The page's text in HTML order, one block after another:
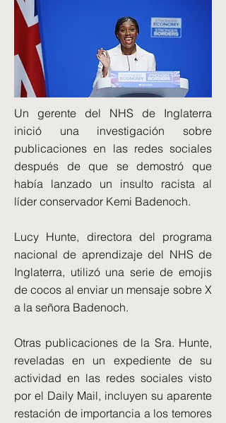
Un gerente del NHS de Inglaterra
inició una investigación sobre
publicaciones en las redes sociales
después de que se demostró que
había lanzado un insulto racista al
líder conservador Kemi Badenoch.
Lucy Hunte, directora del programa
nacional de aprendizaje del NHS de
Inglaterra, utilizó una serie de emojis
de cocos al enviar un mensaje sobre X
a la señora Badenoch.
Otras publicaciones de la Sra. Hunte,
reveladas en un expediente de su
actividad en las redes sociales visto
por el Daily Mail, incluyen su aparente
restación de importancia a los temores